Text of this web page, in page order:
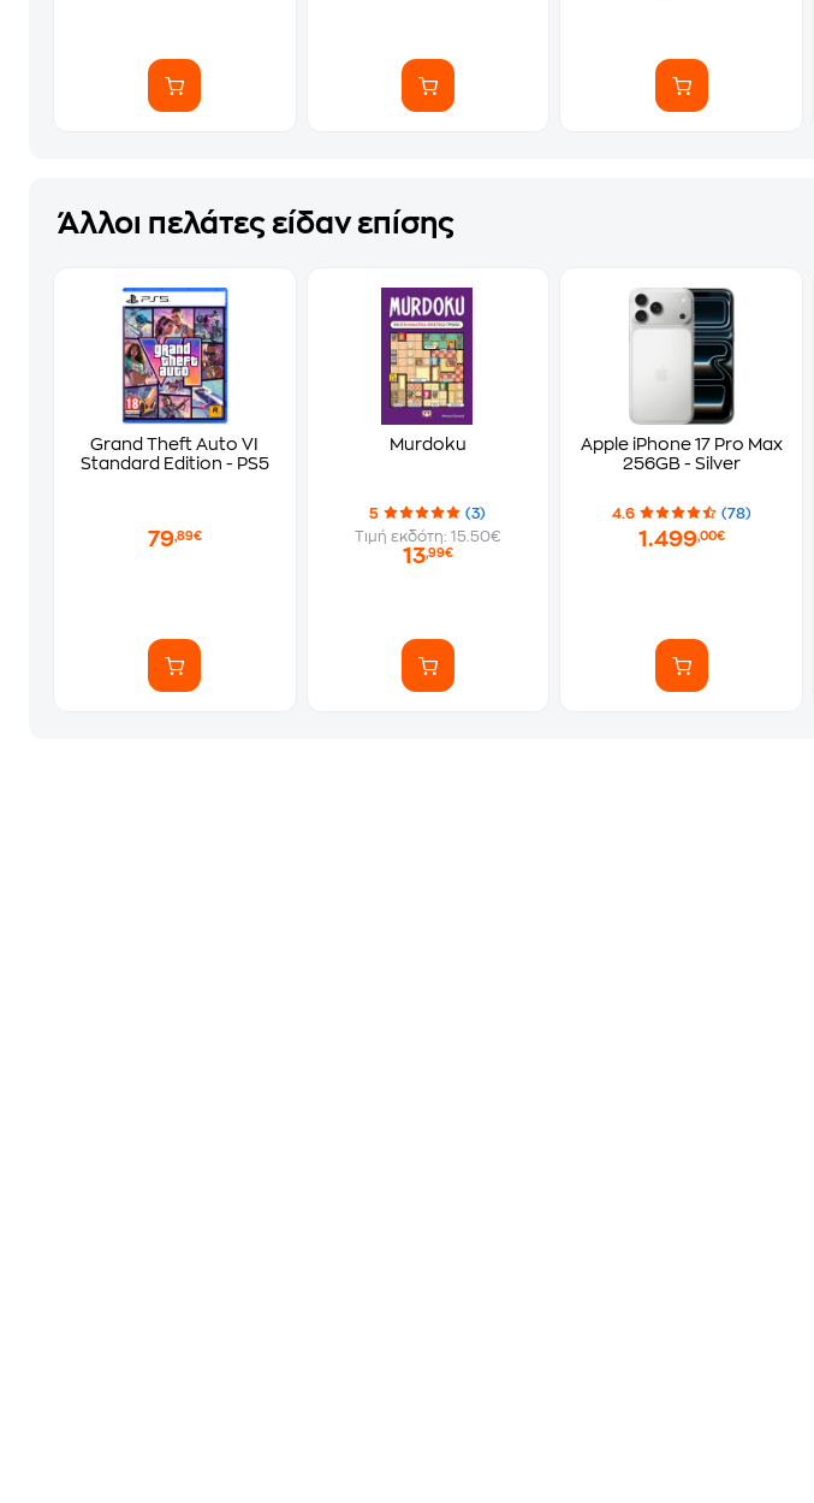
Άλλοι πελάτες είδαν επίσης
Grand Theft Auto VI
Standard Edition - PS5
79,89€
Murdoku
5
(3)
Τιμή εκδότη: 15.50€
13,99€
Apple iPhone 17 Pro Max
256GB - Silver
4.6 (78)
1.499,00€